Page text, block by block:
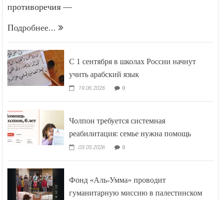
противоречия —
Подробнее...
С 1 сентября в школах России начнут
учить арабский язык
19.06.2026 0
Чолпон требуется системная
реабилитация: семье нужна помощь
03.05.2026 0
Фонд «Аль-Умма» проводит
гуманитарную миссию в палестинском